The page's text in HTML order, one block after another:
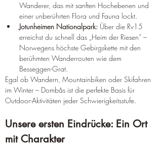
Wanderer, das mit sanften Hochebenen und
einer unberührten Flora und Fauna lockt.
Jotunheimen Nationalpark: Über die Rv15
erreichst du schnell das „Heim der Riesen“ –
Norwegens höchste Gebirgskette mit den
berühmten Wanderrouten wie dem
Besseggen-Grat.
Egal ob Wandern, Mountainbiken oder Skifahren
im Winter – Dombås ist die perfekte Basis für
Outdoor-Aktivitäten jeder Schwierigkeitsstufe.
Unsere ersten Eindrücke: Ein Ort
mit Charakter